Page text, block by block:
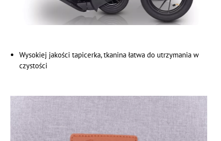
Wysokiej jakości tapicerka, tkanina łatwa do utrzymania w
czystości